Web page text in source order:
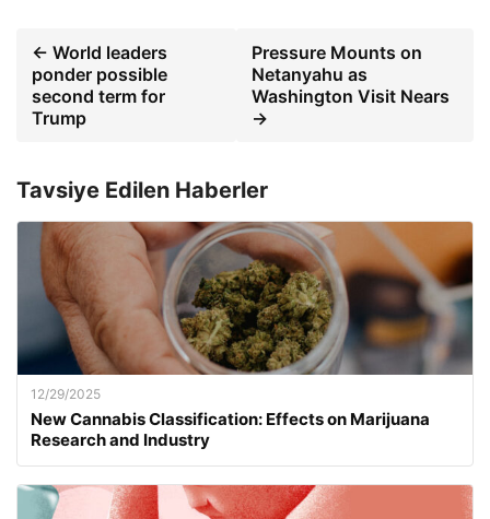
← World leaders
ponder possible
second term for
Trump
Pressure Mounts on
Netanyahu as
Washington Visit Nears
→
Tavsiye Edilen Haberler
12/29/2025
New Cannabis Classification: Effects on Marijuana
Research and Industry